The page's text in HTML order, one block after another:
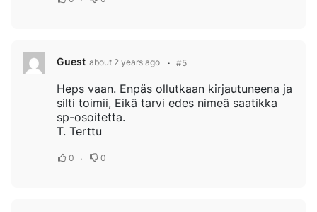
Guest about 2 years ago #5
Heps vaan. Enpäs ollutkaan kirjautuneena ja
silti toimii, Eikä tarvi edes nimeä saatikka
sp-osoitetta.
T. Terttu
0 0